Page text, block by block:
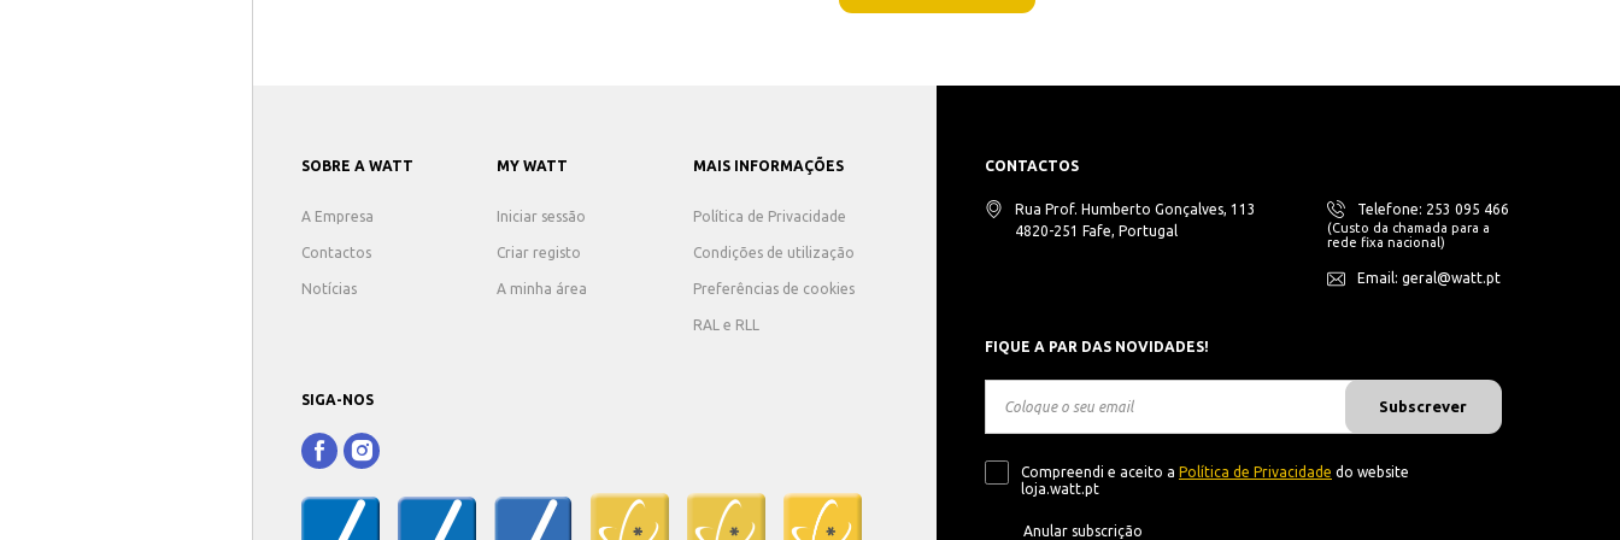
SOBRE A WATT
A Empresa
Contactos
Notícias
MY WATT
Iniciar sessão
Criar registo
A minha área
MAIS INFORMAÇÕES
Política de Privacidade
Condições de utilização
Preferências de cookies
RAL e RLL
SIGA-NOS
CONTACTOS
Rua Prof. Humberto Gonçalves, 113
4820-251 Fafe, Portugal
Telefone: 253 095 466
(Custo da chamada para a
rede fixa nacional)
Email: geral@watt.pt
FIQUE A PAR DAS NOVIDADES!
Subscrever
Compreendi e aceito a Política de Privacidade do website
loja.watt.pt
Anular subscrição